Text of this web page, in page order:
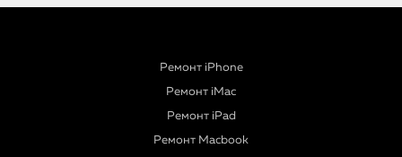
Ремонт iPhone
Ремонт iMac
Ремонт iPad
Ремонт Macbook